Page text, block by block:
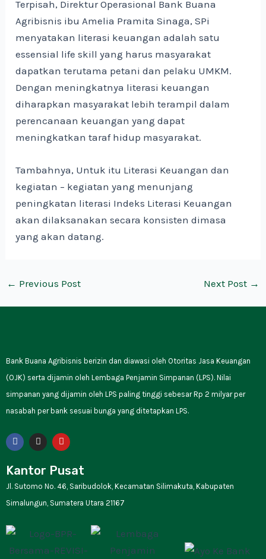
Terpisah, Direktur Operasional Bank Buana
Agribisnis ibu Amelia Pramita Sinaga, SPi
menyatakan literasi keuangan adalah satu
essensial life skill yang harus masyarakat
dapatkan terutama petani dan pelaku UMKM.
Dengan meningkatnya literasi keuangan
diharapkan masyarakat lebih terampil dalam
perencanaan keuangan yang dapat
meningkatkan taraf hidup masyarakat.
Tambahnya, Untuk itu Literasi Keuangan dan
kegiatan – kegiatan yang menunjang
peningkatan literasi Indeks Literasi Keuangan
akan dilaksanakan secara konsisten dimasa
yang akan datang.
← Previous Post Next Post →
Bank Buana Agribisnis berizin dan diawasi oleh Otoritas Jasa Keuangan
(OJK) serta dijamin oleh Lembaga Penjamin Simpanan (LPS). Nilai
simpanan yang dijamin oleh LPS paling tinggi sebesar Rp 2 milyar per
nasabah per bank sesuai bunga yang ditetapkan LPS.
F
a
c
b
o
o
k
I
n
s
a
r
a
m
Y
o
u
u
b
e
Kantor Pusat
Jl. Sutomo No. 46, Saribudolok, Kecamatan Silimakuta, Kabupaten
Simalungun, Sumatera Utara 21167